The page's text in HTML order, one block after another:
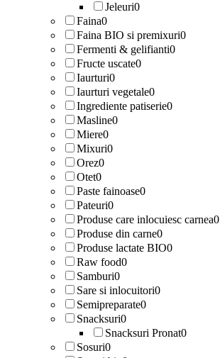
Jeleuri0
Faina0
Faina BIO si premixuri0
Fermenti & gelifianti0
Fructe uscate0
Iaurturi0
Iaurturi vegetale0
Ingrediente patiserie0
Masline0
Miere0
Mixuri0
Orez0
Otet0
Paste fainoase0
Pateuri0
Produse care inlocuiesc carnea0
Produse din carne0
Produse lactate BIO0
Raw food0
Samburi0
Sare si inlocuitori0
Semipreparate0
Snacksuri0
Snacksuri Pronat0
Sosuri0